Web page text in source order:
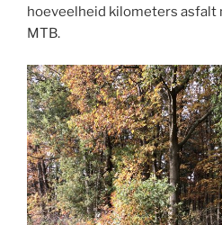
hoeveelheid kilometers asfalt
MTB.